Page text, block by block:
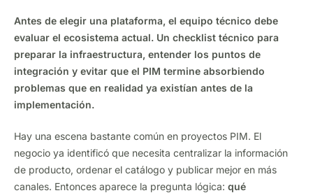
Antes de elegir una plataforma, el equipo técnico debe
evaluar el ecosistema actual. Un checklist técnico para
preparar la infraestructura, entender los puntos de
integración y evitar que el PIM termine absorbiendo
problemas que en realidad ya existían antes de la
implementación.
Hay una escena bastante común en proyectos PIM. El
negocio ya identificó que necesita centralizar la información
de producto, ordenar el catálogo y publicar mejor en más
canales. Entonces aparece la pregunta lógica: qué